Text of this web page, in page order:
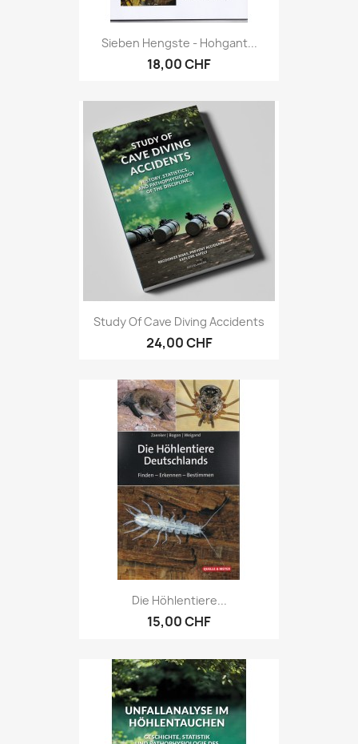
Sieben Hengste - Hohgant...
18,00 CHF
Study Of Cave Diving Accidents
24,00 CHF
Die Höhlentiere...
15,00 CHF